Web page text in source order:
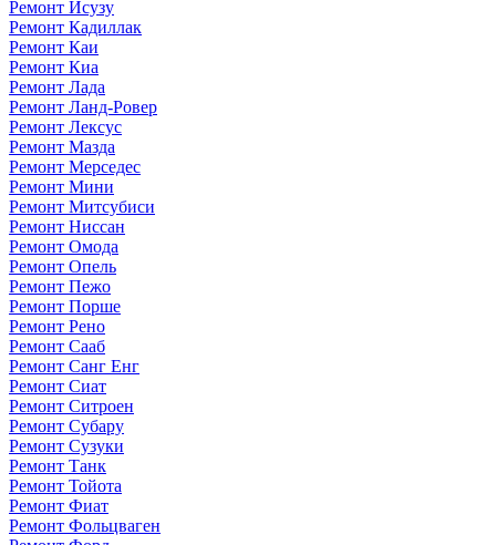
Ремонт Исузу
Ремонт Кадиллак
Ремонт Каи
Ремонт Киа
Ремонт Лада
Ремонт Ланд-Ровер
Ремонт Лексус
Ремонт Мазда
Ремонт Мерседес
Ремонт Мини
Ремонт Митсубиси
Ремонт Ниссан
Ремонт Омода
Ремонт Опель
Ремонт Пежо
Ремонт Порше
Ремонт Рено
Ремонт Сааб
Ремонт Санг Енг
Ремонт Сиат
Ремонт Ситроен
Ремонт Субару
Ремонт Сузуки
Ремонт Танк
Ремонт Тойота
Ремонт Фиат
Ремонт Фольцваген